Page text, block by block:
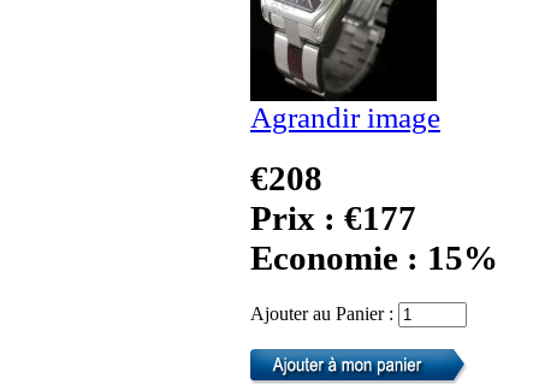
Agrandir image
€208
Prix : €177
Economie : 15%
Ajouter au Panier :